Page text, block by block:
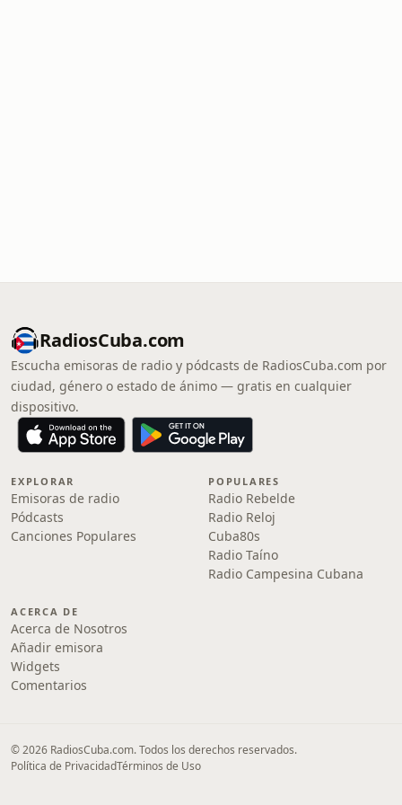
RadiosCuba.com
Escucha emisoras de radio y pódcasts de RadiosCuba.com por
ciudad, género o estado de ánimo — gratis en cualquier
dispositivo.
EXPLORAR
Emisoras de radio
Pódcasts
Canciones Populares
POPULARES
Radio Rebelde
Radio Reloj
Cuba80s
Radio Taíno
Radio Campesina Cubana
ACERCA DE
Acerca de Nosotros
Añadir emisora
Widgets
Comentarios
© 2026 RadiosCuba.com. Todos los derechos reservados.
Política de PrivacidadTérminos de Uso